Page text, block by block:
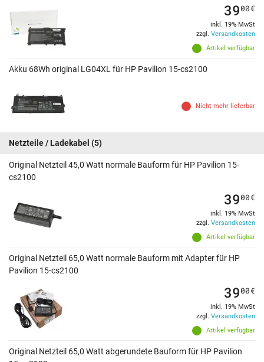
Artikel verfügbar
3900€
inkl. 19% MwSt
zzgl. Versandkosten
Akku 68Wh original LG04XL für HP Pavilion 15-cs2100
Nicht mehr lieferbar
Netzteile / Ladekabel (5)
Original Netzteil 45,0 Watt normale Bauform für HP Pavilion 15-
cs2100
Artikel verfügbar
3900€
inkl. 19% MwSt
zzgl. Versandkosten
Original Netzteil 65,0 Watt normale Bauform mit Adapter für HP
Pavilion 15-cs2100
Artikel verfügbar
3900€
inkl. 19% MwSt
zzgl. Versandkosten
Original Netzteil 65,0 Watt abgerundete Bauform für HP Pavilion